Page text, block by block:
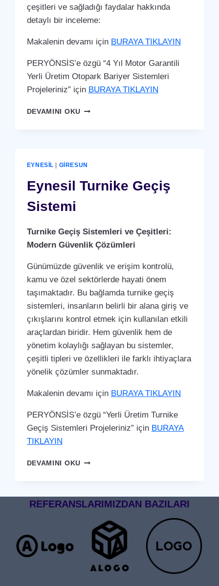
çeşitleri ve sağladığı faydalar hakkında
detaylı bir inceleme:
Makalenin devamı için BURAYA TIKLAYIN
PERYÖNSİS’e özgü “4 Yıl Motor Garantili
Yerli Üretim Otopark Bariyer Sistemleri
Projeleriniz” için BURAYA TIKLAYIN
DEVAMINI OKUEYNESIL
EYNESIL GIRESUN
Eynesil Turnike Geçiş
Sistemi
Turnike Geçiş Sistemleri ve Çeşitleri:
Modern Güvenlik Çözümleri
Günümüzde güvenlik ve erişim kontrolü,
kamu ve özel sektörlerde hayati önem
taşımaktadır. Bu bağlamda turnike geçiş
sistemleri, insanların belirli bir alana giriş ve
çıkışlarını kontrol etmek için kullanılan etkili
araçlardan biridir. Hem güvenlik hem de
yönetim kolaylığı sağlayan bu sistemler,
çeşitli tipleri ve özellikleri ile farklı ihtiyaçlara
yönelik çözümler sunmaktadır.
Makalenin devamı için BURAYA TIKLAYIN
PERYÖNSİS’e özgü “Yerli Üretim Turnike
Geçiş Sistemleri Projeleriniz” için BURAYA
TIKLAYIN
DEVAMINI OKUEYNESIL
REFERANSLARIMIZDAN BAZILARI